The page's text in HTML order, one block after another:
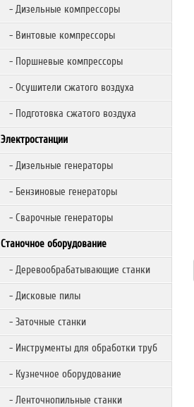
- Дизельные компрессоры
- Винтовые компрессоры
- Поршневые компрессоры
- Осушители сжатого воздуха
- Подготовка сжатого воздуха
Электростанции
- Дизельные генераторы
- Бензиновые генераторы
- Сварочные генераторы
Станочное оборудование
- Деревообрабатывающие станки
- Дисковые пилы
- Заточные станки
- Инструменты для обработки труб
- Кузнечное оборудование
- Ленточнопильные станки